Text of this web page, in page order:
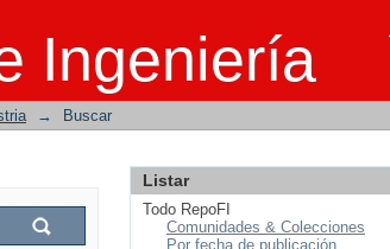
Ingeniería
→ Buscar
Listar
Todo RepoFI
Comunidades & Colecciones
Por fecha de publicación